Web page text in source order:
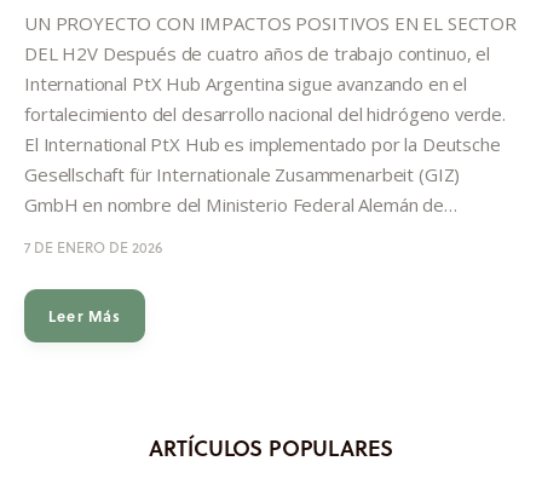
UN PROYECTO CON IMPACTOS POSITIVOS EN EL SECTOR
DEL H2V Después de cuatro años de trabajo continuo, el
International PtX Hub Argentina sigue avanzando en el
fortalecimiento del desarrollo nacional del hidrógeno verde.
El International PtX Hub es implementado por la Deutsche
Gesellschaft für Internationale Zusammenarbeit (GIZ)
GmbH en nombre del Ministerio Federal Alemán de…
7 DE ENERO DE 2026
Leer Más
ARTÍCULOS POPULARES